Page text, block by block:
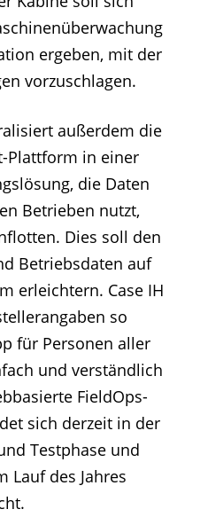
ergeben, mit der
vorzuschlagen.
außerdem die
Plattform in einer
die Daten
Betrieben nutzt,
Dies soll den
Betriebsdaten auf
erleichtern. Case IH
so
für Personen aller
und verständlich
FieldOps-
sich derzeit in der
Testphase und
Lauf des Jahres